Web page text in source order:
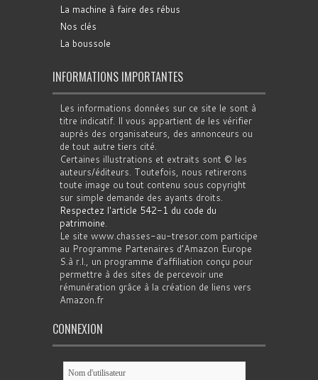
La machine à faire des rébus
Nos clés
La boussole
INFORMATIONS IMPORTANTES
Les informations données sur ce site le sont à
titre indicatif. Il vous appartient de les vérifier
auprès des organisateurs, des annonceurs ou
de tout autre tiers cité.
Certaines illustrations et extraits sont © les
auteurs/éditeurs. Toutefois, nous retirerons
toute image ou tout contenu sous copyright
sur simple demande des ayants droits.
Respectez l'article 542-1 du code du
patrimoine.
Le site www.chasses-au-tresor.com participe
au Programme Partenaires d’Amazon Europe
S.à r.l., un programme d’affiliation conçu pour
permettre à des sites de percevoir une
rémunération grâce à la création de liens vers
Amazon.fr
CONNEXION